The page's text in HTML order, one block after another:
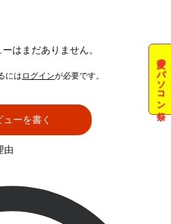
はまだありません。
には ログインが必要です。
ューを書く
夏のパソコン祭
由